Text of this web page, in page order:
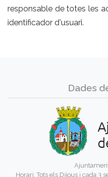
responsable de totes les
identificador d'usuari.
Dades
Horari: Tots els Dijous i cada 3